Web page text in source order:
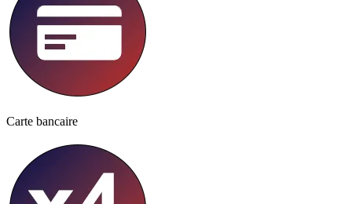
Carte bancaire